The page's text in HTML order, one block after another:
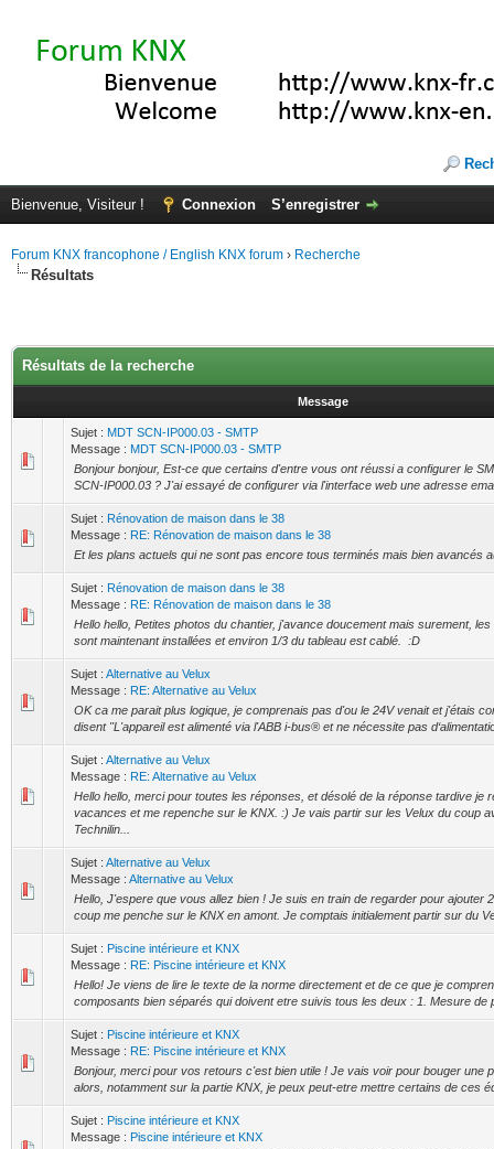
Bienvenue, Visiteur ! Connexion S’enregistrer
Forum KNX francophone / English KNX forum › Recherche
Résultats
Résultats de la recherche
Message
Sujet : MDT SCN-IP000.03 - SMTP
Message : MDT SCN-IP000.03 - SMTP
Bonjour bonjour, Est-ce que certains d'entre vous ont réussi a configurer le
SCN-IP000.03 ? J'ai essayé de configurer via l'interface web une adresse
Sujet : Rénovation de maison dans le 38
Message : RE: Rénovation de maison dans le 38
Et les plans actuels qui ne sont pas encore tous terminés mais bien avancés
Sujet : Rénovation de maison dans le 38
Message : RE: Rénovation de maison dans le 38
Hello hello, Petites photos du chantier, j'avance doucement mais surement,
sont maintenant installées et environ 1/3 du tableau est cablé. :D
Sujet : Alternative au Velux
Message : RE: Alternative au Velux
OK ca me parait plus logique, je comprenais pas d'ou le 24V venait et j'étais
disent "L'appareil est alimenté via l'ABB i-bus® et ne nécessite pas
Sujet : Alternative au Velux
Message : RE: Alternative au Velux
Hello hello, merci pour toutes les réponses, et désolé de la réponse tardive je
vacances et me repenche sur le KNX. :) Je vais partir sur les Velux du coup
Technilin...
Sujet : Alternative au Velux
Message : Alternative au Velux
Hello, J'espere que vous allez bien ! Je suis en train de regarder pour ajouter
coup me penche sur le KNX en amont. Je comptais initialement partir sur du
Sujet : Piscine intérieure et KNX
Message : RE: Piscine intérieure et KNX
Hello! Je viens de lire le texte de la norme directement et de ce que je
composants bien séparés qui doivent etre suivis tous les deux : 1. Mesure de
Sujet : Piscine intérieure et KNX
Message : RE: Piscine intérieure et KNX
Bonjour, merci pour vos retours c'est bien utile ! Je vais voir pour bouger une
alors, notamment sur la partie KNX, je peux peut-etre mettre certains de ces
Sujet : Piscine intérieure et KNX
Message : Piscine intérieure et KNX